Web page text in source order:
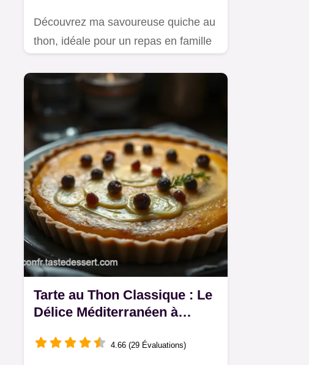
Découvrez ma savoureuse quiche au
thon, idéale pour un repas en famille
Tarte au Thon Classique : Le
Délice Méditerranéen à
4.66 (29 Évaluations)